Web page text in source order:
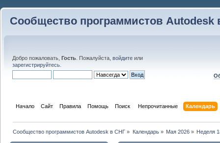
Сообщество программистов Autodesk
Добро пожаловать, Гость . Пожалуйста, войдите или
зарегистрируйтесь
Начало Сайт Правила Помощь Поиск Непрочитанные Календарь
Сообщество программистов Autodesk в СНГ » Календарь» Мая 2026» Неделя